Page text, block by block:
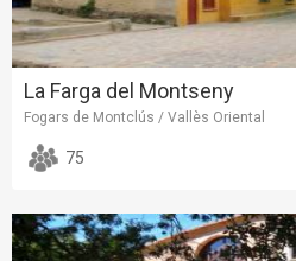
La Farga del Montseny
Fogars de Montclús / Vallès Oriental
75